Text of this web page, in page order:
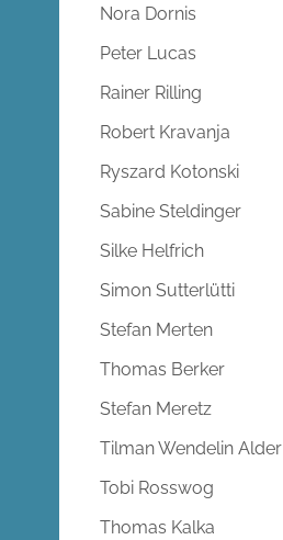
Nora Dornis
Peter Lucas
Rainer Rilling
Robert Kravanja
Ryszard Kotonski
Sabine Steldinger
Silke Helfrich
Simon Sutterlütti
Stefan Merten
Thomas Berker
Stefan Meretz
Tilman Wendelin Alder
Tobi Rosswog
Thomas Kalka